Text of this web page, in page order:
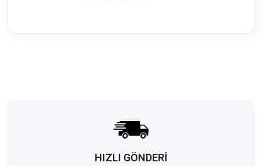
HIZLI GÖNDERİ